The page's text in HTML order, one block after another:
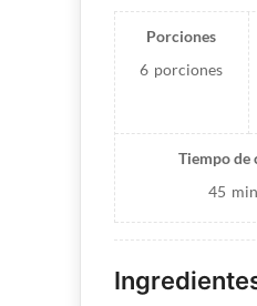
Porciones
6 porciones
Tiempo de
45